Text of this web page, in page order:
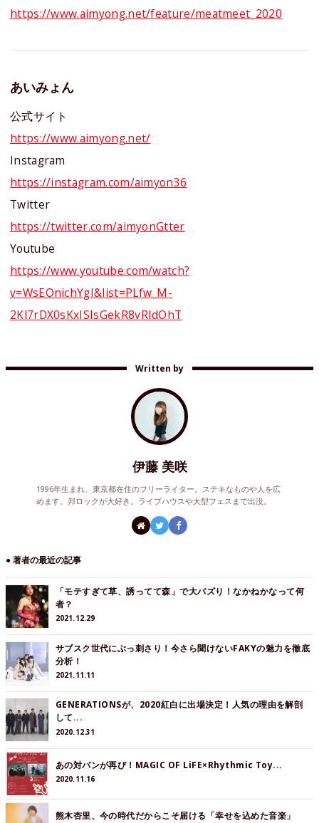
https://www.aimyong.net/feature/meatmeet_2020
あいみょん
公式サイト
https://www.aimyong.net/
Instagram
https://instagram.com/aimyon36
Twitter
https://twitter.com/aimyonGtter
Youtube
https://www.youtube.com/watch?
v=WsEOnichYgI&list=PLfw_M-
2Kl7rDX0sKxISIsGekR8vRIdOhT
Written by
伊藤 美咲
1996年生まれ、東京都在住のフリーライター。ステキなものや人を広
めます。邦ロックが大好き。ライブハウスや大型フェスまで出没。
● 著者の最近の記事
「モテすぎて草、誘ってて森」で大バズり！なかねかなって何
者？
2021.12.29
サブスク世代にぶっ刺さり！今さら聞けないFAKYの魅力を徹底
分析！
2021.11.11
GENERATIONSが、2020紅白に出場決定！人気の理由を解剖
して...
2020.12.31
あの対バンが再び！MAGIC OF LiFE×Rhythmic Toy...
2020.11.16
熊木杏里、今の時代だからこそ届ける「幸せを込めた音楽」